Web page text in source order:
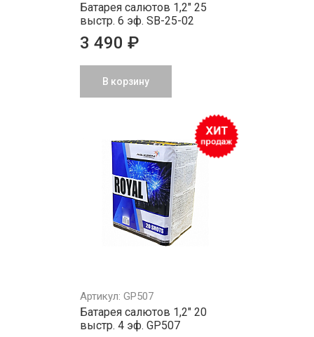
Батарея салютов 1,2" 25
выстр. 6 эф. SB-25-02
3 490 ₽
В корзину
Артикул: GP507
Батарея салютов 1,2" 20
выстр. 4 эф. GP507